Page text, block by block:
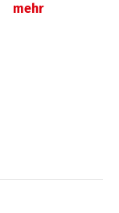
mehr